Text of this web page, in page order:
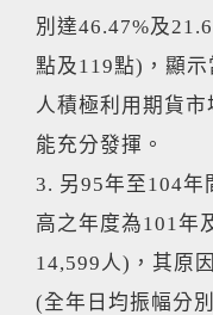
別達46.47%及
點及119點)，顯
人積極利用期貨
能充分發揮。
3. 另95年至104年
高之年度為101年
14,599人)，其原
(全年日均振幅分